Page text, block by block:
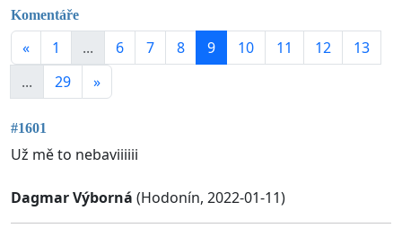
Komentáře
« 1 ... 6 7 8 9 10 11 12
13
...
29 »
#1601
Už mě to nebaviiiiii
Dagmar Výborná (Hodonín, 2022-01-11)